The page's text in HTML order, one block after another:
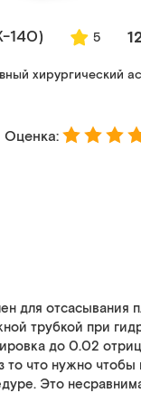
140) 5
хирургический
Оценка:
для отсасывания
трубкой при
до 0.02
то что нужно чтобы
Это